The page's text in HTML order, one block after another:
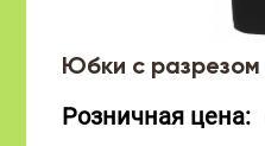
Юбки с разрезом
Розничная цена: